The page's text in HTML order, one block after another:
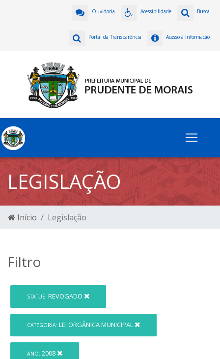
Busca
Acessibilidade
Ouvidoria
Acesso à Informação
Portal da Transparência
LEGISLAÇÃO
Início Legislação
Filtro
STATUS: REVOGADO
CATEGORIA: LEI ORGÂNICA MUNICIPAL
ANO: 2008